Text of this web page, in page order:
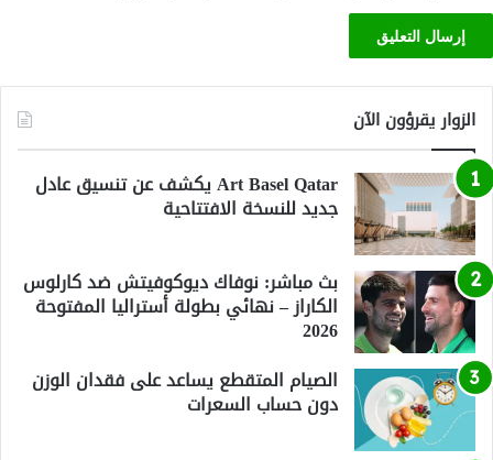
الزوار يقرؤون الآن
Art Basel Qatar يكشف عن تنسيق عادل
جديد للنسخة الافتتاحية
بث مباشر: نوفاك ديوكوفيتش ضد كارلوس
الكاراز – نهائي بطولة أستراليا المفتوحة
2026
الصيام المتقطع يساعد على فقدان الوزن
دون حساب السعرات